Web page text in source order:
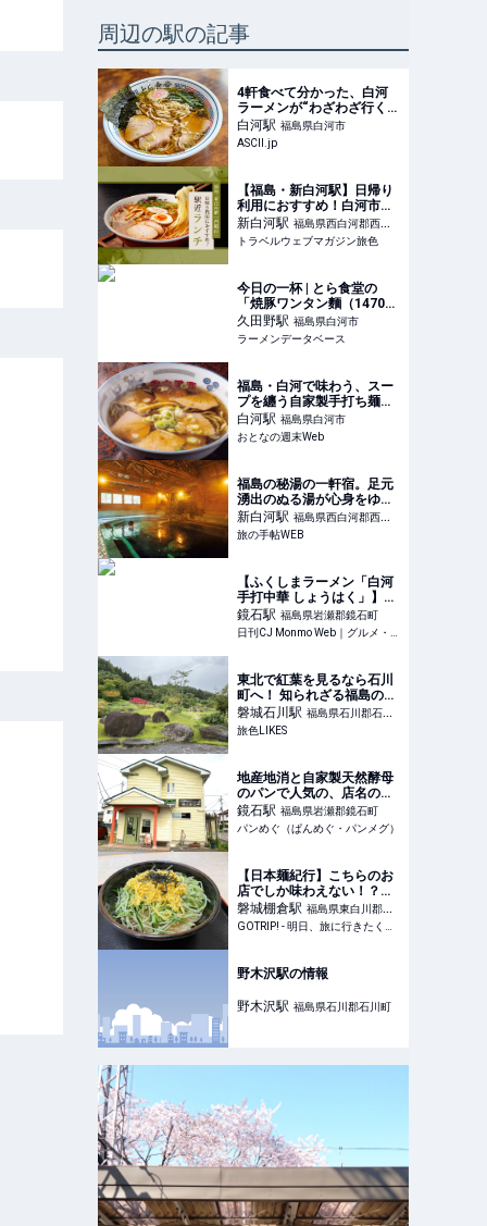
周辺の駅の記事
4軒食べて分かった、白河
ラーメンが“わざわざ行く価
値あり！”な理由【白河市の
旅＃2：ラーメン編】 (1/2)
白河駅 福島県白河市
ASCII.jp
【福島・新白河駅】日帰り
利用におすすめ！白河市・
西郷村の駅近ランチ2選
新白河駅 福島県西白河郡西郷
村
トラベルウェブマガジン旅色
今日の一杯 | とら食堂の
「焼豚ワンタン麵（1470
円）＋玉ねぎ（50円）」 |
ラーメンデータベース
久田野駅 福島県白河市
ラーメンデータベース
福島・白河で味わう、スー
プを纏う自家製手打ち麺が
魅力のラーメン チャーシ
ューの薫香が食欲をそそる
白河駅 福島県白河市
おとなの週末Web
福島の秘湯の一軒宿。足元
湧出のぬる湯が心身をゆる
める『元湯 甲子温泉 旅館
大黒屋』｜旅の手帖WEB
新白河駅 福島県西白河郡西郷
村
旅の手帖WEB
【ふくしまラーメン「白河
手打中華 しょうはく」】鏡
石に誕生した超大型新店！
松柏の如く、揺るがぬ「白
河ラーメン」の魂
鏡石駅 福島県岩瀬郡鏡石町
日刊CJ Monmo Web｜グルメ・イベント・おでかけ…福島県の街ネタをご紹介｜
東北で紅葉を見るなら石川
町へ！ 知られざる福島の郷
で見つけた豊かな時間｜旅
色LIKES
磐城石川駅 福島県石川郡石川
町
旅色LIKES
地産地消と自家製天然酵母
のパンで人気の、店名の通
り温かみを感ずる【パン工
房陽だまり】（福島県・岩
瀬郡）
鏡石駅 福島県岩瀬郡鏡石町
パンめぐ（ぱんめぐ・パンメグ）
【日本麺紀行】こちらのお
店でしか味わえない！？知
られざる福島県棚倉町の
「冷やしみそラーメン」と
は？ / 福島県東白川郡棚倉
磐城棚倉駅 福島県東白川郡棚
倉町
GOTRIP! - 明日、旅に行きたくなるメディア
野木沢駅の情報
野木沢駅 福島県石川郡石川町